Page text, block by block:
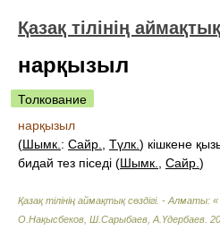
Қазақ тілінің аймақтық
нарқызыл
Толкование
нарқызыл
(Шымк. : Сайр. Түлк. ) кішкене
бидай тез піседі (Шымк. Сайр. )
Қазақ тілінің аймақтық сөздігі. - Алматы:
О.Нақысбеков, Ш.Сарыбаев, А.Үдербаев